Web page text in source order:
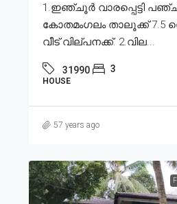
1.ഇഞ്ചൂർ വാരപ്പെട്ടി
കോതമംഗലം താലൂക്ക് 7.5
വീട് വില്പനക്ക്. 2.വില...
31990 3
HOUSE
57 years ago